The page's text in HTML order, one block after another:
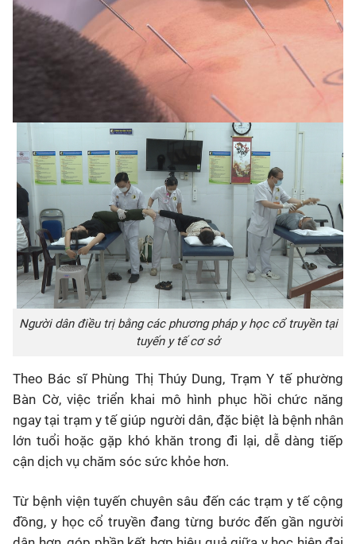
Người dân điều trị bằng các phương pháp y học cổ truyền tại
tuyến y tế cơ sở
Theo Bác sĩ Phùng Thị Thúy Dung, Trạm Y tế phường
Bàn Cờ, việc triển khai mô hình phục hồi chức năng
ngay tại trạm y tế giúp người dân, đặc biệt là bệnh nhân
lớn tuổi hoặc gặp khó khăn trong đi lại, dễ dàng tiếp
cận dịch vụ chăm sóc sức khỏe hơn.
Từ bệnh viện tuyến chuyên sâu đến các trạm y tế cộng
đồng, y học cổ truyền đang từng bước đến gần người